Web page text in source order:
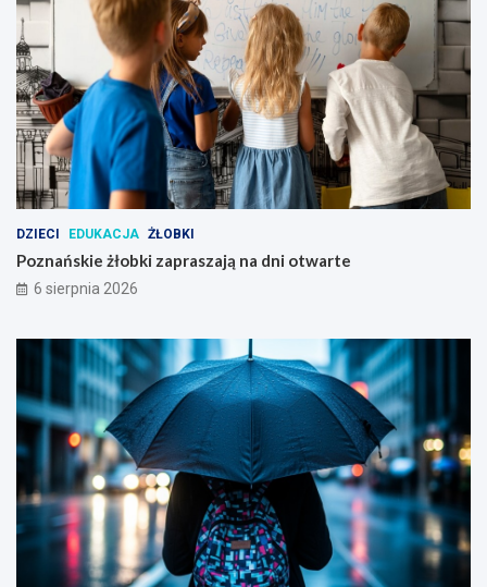
i
e
p
o
z
n
a
ń
s
k
m
DZIECI EDUKACJA ŻŁOBKI
Poznańskie żłobki zapraszają na dni otwarte
6 sierpnia 2026